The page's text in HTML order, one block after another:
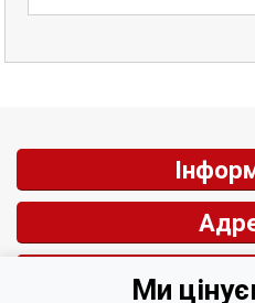
Ми